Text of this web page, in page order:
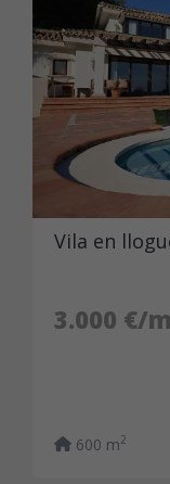
Vila en
3.000 €/
600 m2